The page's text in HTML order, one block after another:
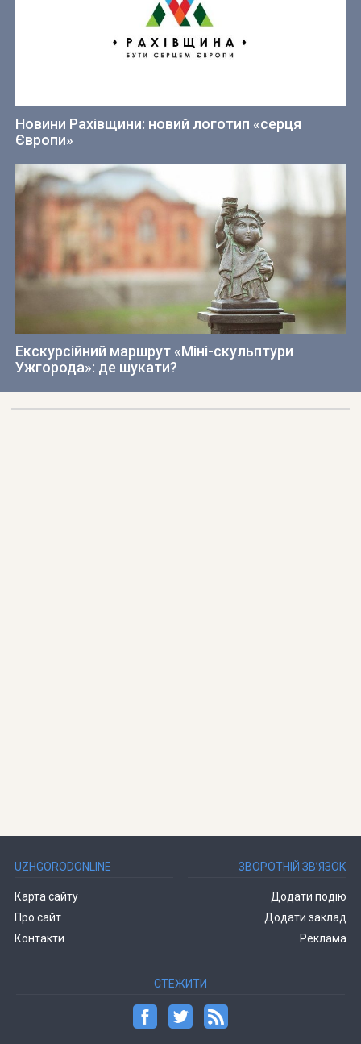
Новини Рахівщини: новий логотип «серця
Європи»
Екскурсійний маршрут «Міні-скульптури
Ужгорода»: де шукати?
UZHGORODONLINE
Карта сайту
Про сайт
Контакти
ЗВОРОТНІЙ ЗВ’ЯЗОК
Додати подію
Додати заклад
Реклама
СТЕЖИТИ